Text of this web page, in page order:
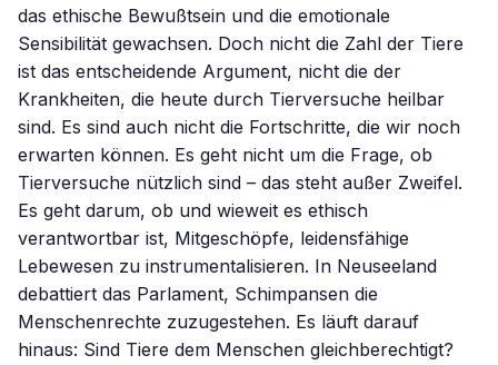
das ethische Bewußtsein und die emotionale
Sensibilität gewachsen. Doch nicht die Zahl der Tiere
ist das entscheidende Argument, nicht die der
Krankheiten, die heute durch Tierversuche heilbar
sind. Es sind auch nicht die Fortschritte, die wir noch
erwarten können. Es geht nicht um die Frage, ob
Tierversuche nützlich sind – das steht außer Zweifel.
Es geht darum, ob und wieweit es ethisch
verantwortbar ist, Mitgeschöpfe, leidensfähige
Lebewesen zu instrumentalisieren. In Neuseeland
debattiert das Parlament, Schimpansen die
Menschenrechte zuzugestehen. Es läuft darauf
hinaus: Sind Tiere dem Menschen gleichberechtigt?